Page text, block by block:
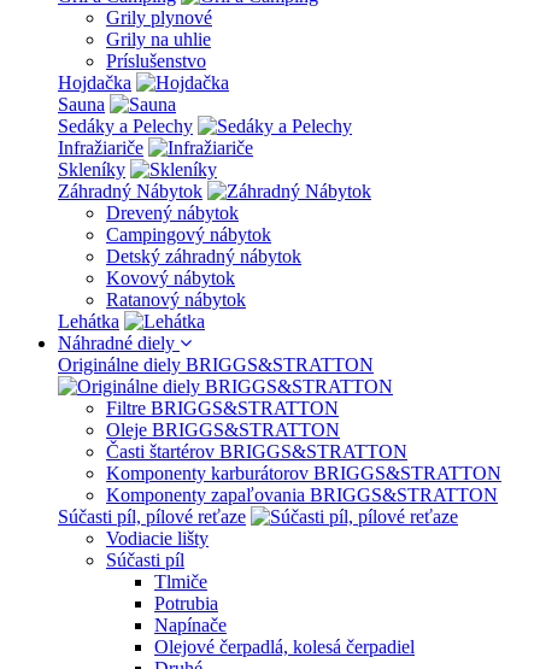
Grily plynové
Grily na uhlie
Príslušenstvo
Hojdačka
Sauna
Sedáky a Pelechy
Infražiariče
Skleníky
Záhradný Nábytok
Drevený nábytok
Campingový nábytok
Detský záhradný nábytok
Kovový nábytok
Ratanový nábytok
Lehátka
Náhradné diely
Originálne diely BRIGGS&STRATTON
Filtre BRIGGS&STRATTON
Oleje BRIGGS&STRATTON
Časti štartérov BRIGGS&STRATTON
Komponenty karburátorov BRIGGS&STRATTON
Komponenty zapaľovania BRIGGS&STRATTON
Súčasti píl, pílové reťaze
Vodiacie lišty
Súčasti píl
Tlmiče
Potrubia
Napínače
Olejové čerpadlá, kolesá čerpadiel